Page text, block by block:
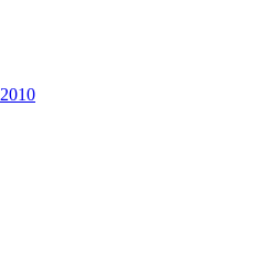
2010